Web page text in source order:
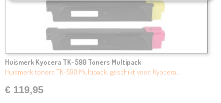
Huismerk Kyocera TK-590 Toners Multipack
Huismerk toners TK-590 Multipack, geschikt voor: Kyocera…
€ 119,95